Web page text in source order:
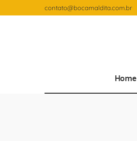
contato@bocamaldita.com.br
Home